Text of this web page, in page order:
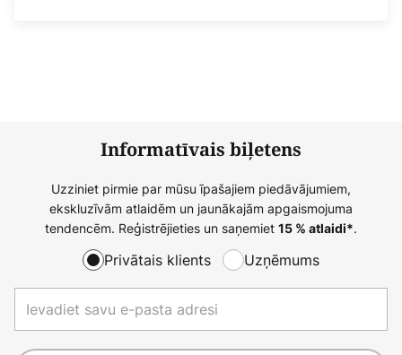
Informatīvais biļetens
Uzziniet pirmie par mūsu īpašajiem piedāvājumiem,
ekskluzīvām atlaidēm un jaunākajām apgaismojuma
tendencēm. Reģistrējieties un saņemiet 15 % atlaidi*.
Privātais klients Uzņēmums